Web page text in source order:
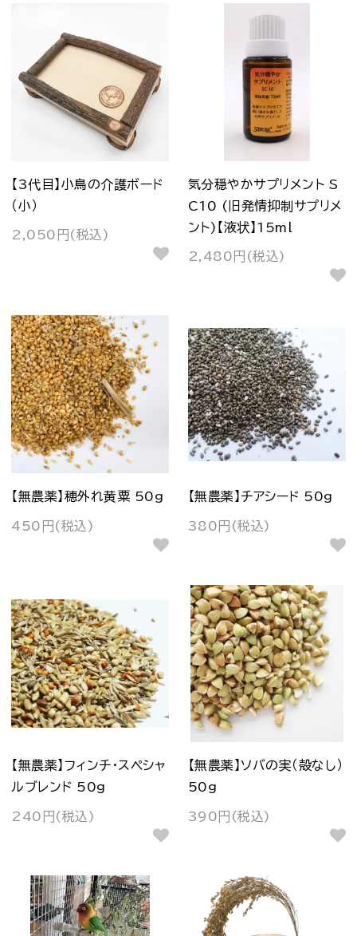
【3代目】小鳥の介護ボード
（小）
2,050円(税込)
気分穏やかサプリメント S
C10 (旧発情抑制サプリメ
ント)【液状】15ml
2,480円(税込)
【無農薬】穂外れ黄粟 50g
450円(税込)
【無農薬】チアシード 50g
380円(税込)
【無農薬】フィンチ・スペシャ
ルブレンド 50g
240円(税込)
【無農薬】ソバの実（殻なし）
50g
390円(税込)